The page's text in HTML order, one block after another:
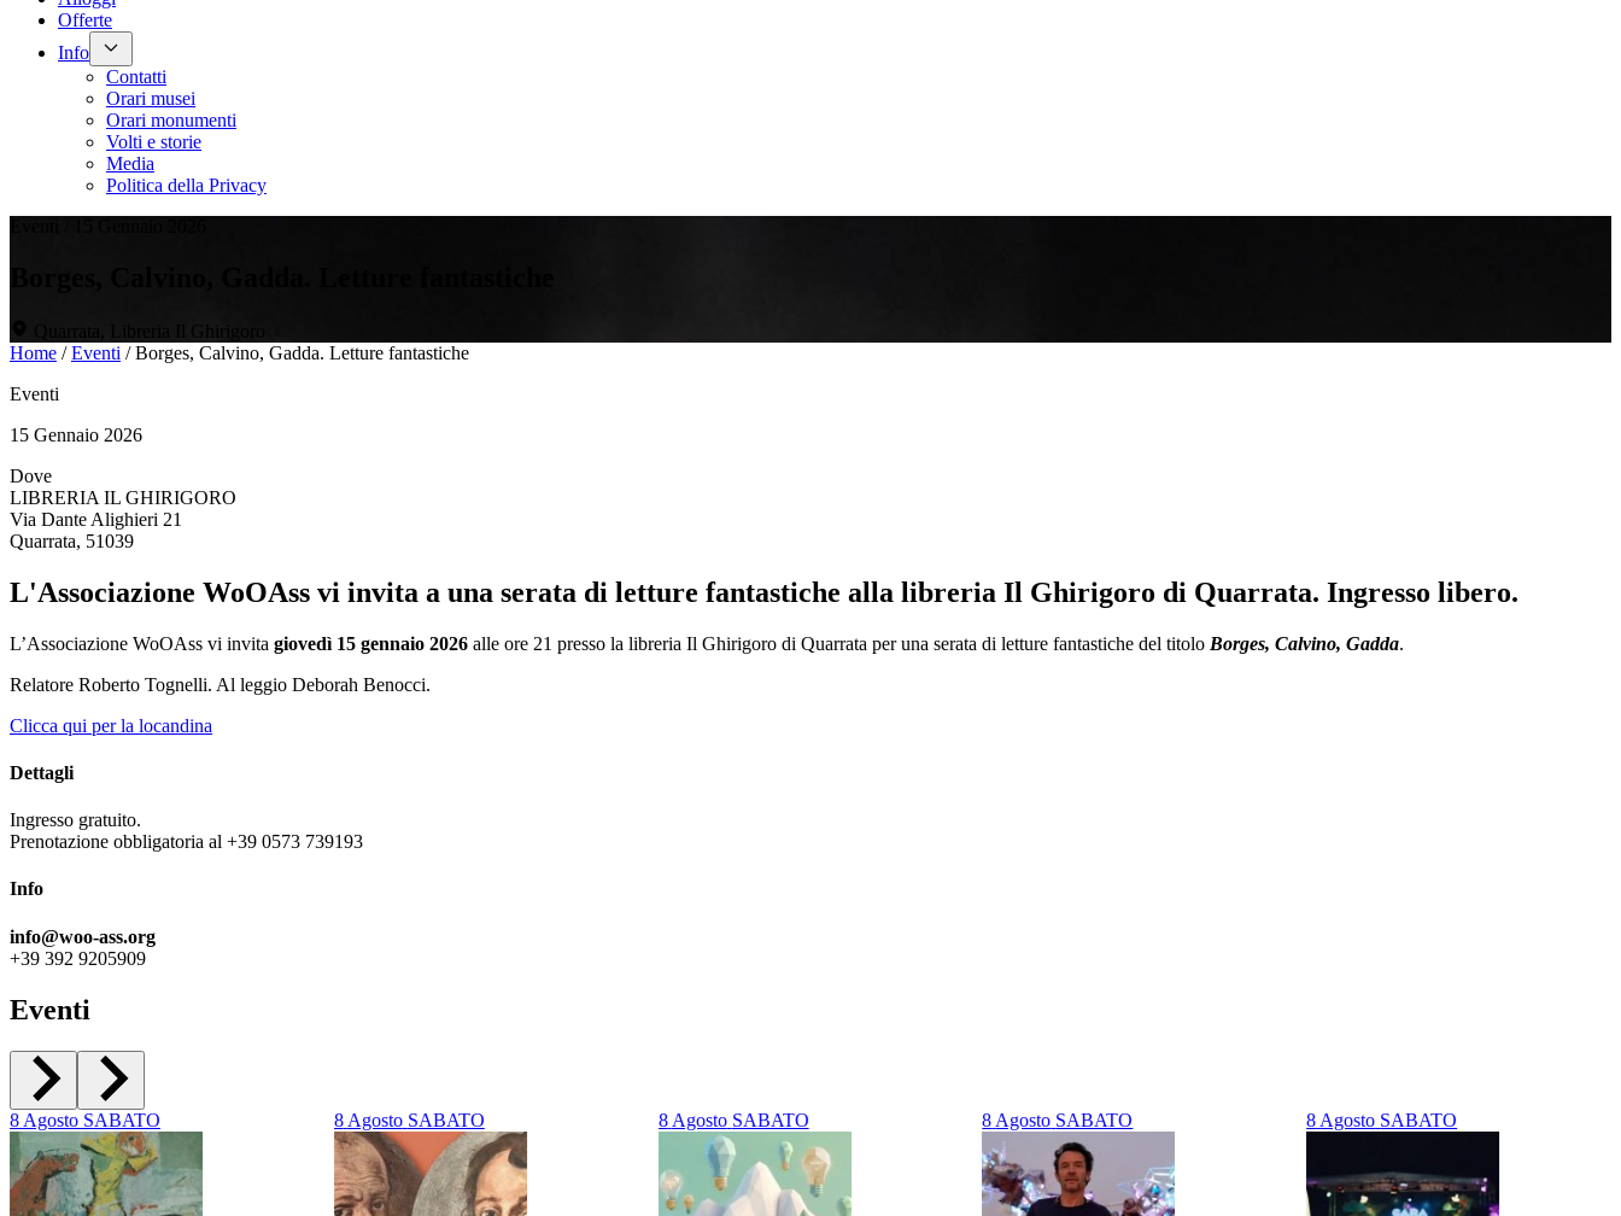
Offerte
Info
Contatti
Orari musei
Orari monumenti
Volti e storie
Media
Politica della Privacy
Home /Eventi /Borges, Calvino, Gadda. Letture fantastiche
Eventi
15 Gennaio 2026
Dove
LIBRERIA IL GHIRIGORO
Via Dante Alighieri 21
Quarrata, 51039
L'Associazione WoOAss vi invita a una serata di letture fantastiche alla libreria Il Ghirigoro di Quarrata. Ingresso libero.
L’Associazione WoOAss vi invita giovedì 15 gennaio 2026 alle ore 21 presso la libreria Il Ghirigoro di Quarrata per una serata di letture fantastiche del titolo Borges, Calvino, Gadda.
Relatore Roberto Tognelli. Al leggio Deborah Benocci.
Clicca qui per la locandina
Dettagli
Ingresso gratuito.
Prenotazione obbligatoria al +39 0573 739193
Info
info@woo-ass.org
+39 392 9205909
Eventi
8 Agosto SABATO 8 Agosto SABATO 8 Agosto SABATO 8 Agosto SABATO 8 Agosto SABATO